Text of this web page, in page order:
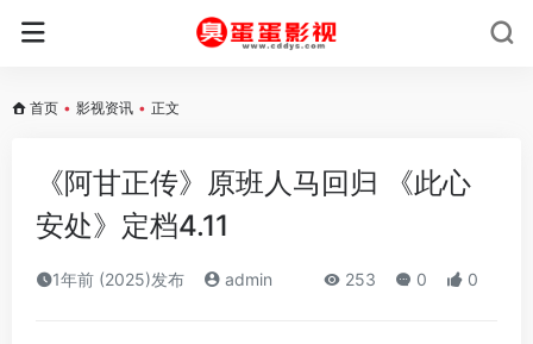
首页 • 影视资讯 • 正文
《阿甘正传》原班人马回归 《此心
安处》定档4.11
1年前 (2025)发布 admin 253 0 0